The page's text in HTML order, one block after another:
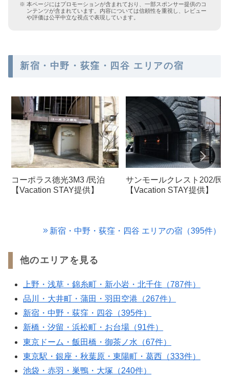
本ページにはプロモーションが含まれており、一部スポンサー提供のコ
ンテンツが含まれています。内容については信頼性を重視し、レビュー
や評価は公平中立な視点で表現しています。
新宿・中野・荻窪・四谷 エリアの宿
コーポラス徳光3M3 /民泊
【Vacation STAY提供】
サンモールクレスト202/民
【Vacation STAY提供】
新宿・中野・荻窪・四谷 エリアの宿（395件）
他のエリアを見る
上野・浅草・錦糸町・新小岩・北千住（787件）
品川・大井町・蒲田・羽田空港（267件）
新宿・中野・荻窪・四谷（395件）
新橋・汐留・浜松町・お台場（91件）
東京ドーム・飯田橋・御茶ノ水（67件）
東京駅・銀座・秋葉原・東陽町・葛西（333件）
池袋・赤羽・巣鴨・大塚（240件）